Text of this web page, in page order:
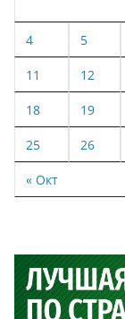
« Окт
4 5
11 12
18 19
25 26